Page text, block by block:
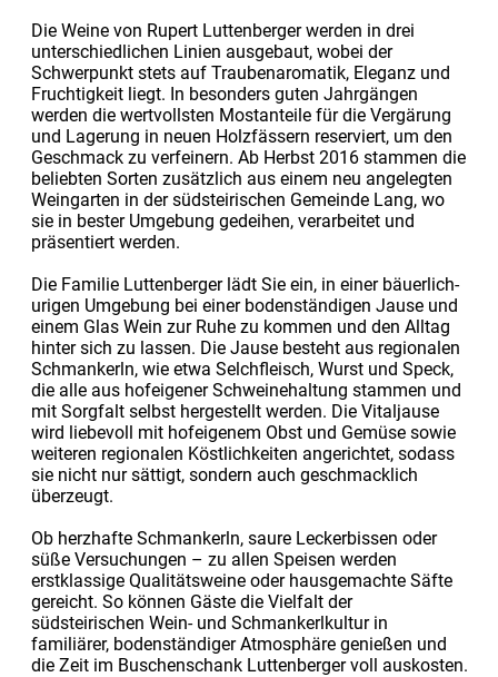
Die Weine von Rupert Luttenberger werden in drei
unterschiedlichen Linien ausgebaut, wobei der
Schwerpunkt stets auf Traubenaromatik, Eleganz und
Fruchtigkeit liegt. In besonders guten Jahrgängen
werden die wertvollsten Mostanteile für die Vergärung
und Lagerung in neuen Holzfässern reserviert, um den
Geschmack zu verfeinern. Ab Herbst 2016 stammen die
beliebten Sorten zusätzlich aus einem neu angelegten
Weingarten in der südsteirischen Gemeinde Lang, wo
sie in bester Umgebung gedeihen, verarbeitet und
präsentiert werden.
Die Familie Luttenberger lädt Sie ein, in einer bäuerlich-
urigen Umgebung bei einer bodenständigen Jause und
einem Glas Wein zur Ruhe zu kommen und den Alltag
hinter sich zu lassen. Die Jause besteht aus regionalen
Schmankerln, wie etwa Selchfleisch, Wurst und Speck,
die alle aus hofeigener Schweinehaltung stammen und
mit Sorgfalt selbst hergestellt werden. Die Vitaljause
wird liebevoll mit hofeigenem Obst und Gemüse sowie
weiteren regionalen Köstlichkeiten angerichtet, sodass
sie nicht nur sättigt, sondern auch geschmacklich
überzeugt.
Ob herzhafte Schmankerln, saure Leckerbissen oder
süße Versuchungen – zu allen Speisen werden
erstklassige Qualitätsweine oder hausgemachte Säfte
gereicht. So können Gäste die Vielfalt der
südsteirischen Wein- und Schmankerlkultur in
familiärer, bodenständiger Atmosphäre genießen und
die Zeit im Buschenschank Luttenberger voll auskosten.